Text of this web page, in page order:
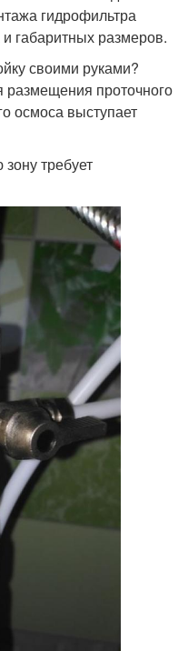
гидрофильтра
габаритных размеров.
своими руками?
проточного
осмоса выступает
требует